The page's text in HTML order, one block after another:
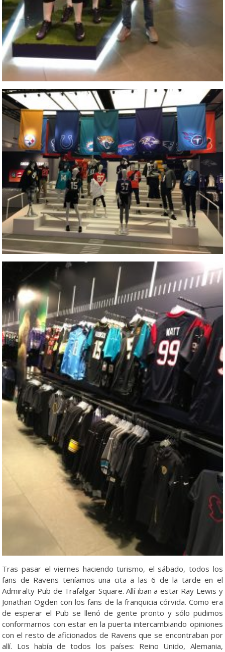
Tras pasar el viernes haciendo turismo, el sábado, todos los
fans de Ravens teníamos una cita a las 6 de la tarde en el
Admiralty Pub de Trafalgar Square. Allí iban a estar Ray Lewis y
Jonathan Ogden con los fans de la franquicia córvida. Como era
de esperar el Pub se llenó de gente pronto y sólo pudimos
conformarnos con estar en la puerta intercambiando opiniones
con el resto de aficionados de Ravens que se encontraban por
allí. Los había de todos los países: Reino Unido, Alemania,